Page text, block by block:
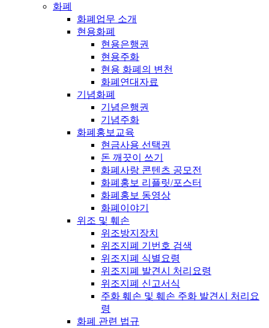
화폐
화폐업무 소개
현용화폐
현용은행권
현용주화
현용 화폐의 변천
화폐연대자료
기념화폐
기념은행권
기념주화
화폐홍보교육
현금사용 선택권
돈 깨끗이 쓰기
화폐사랑 콘텐츠 공모전
화폐홍보 리플릿/포스터
화폐홍보 동영상
화폐이야기
위조 및 훼손
위조방지장치
위조지폐 기번호 검색
위조지폐 식별요령
위조지폐 발견시 처리요령
위조지폐 신고서식
주화 훼손 및 훼손 주화 발견시 처리요
령
화폐 관련 법규